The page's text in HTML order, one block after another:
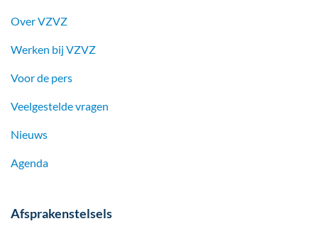
Over VZVZ
Werken bij VZVZ
Voor de pers
Veelgestelde vragen
Nieuws
Agenda
Afsprakenstelsels